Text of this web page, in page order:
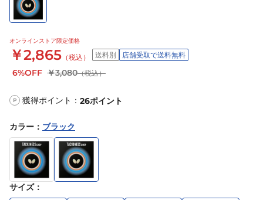
オンラインストア限定価格
￥2,865 （税込） 送料別 店舗受取で送料無料
6%OFF ￥3,080（税込）
P 獲得ポイント： 26ポイント
カラー ： ブラック
サイズ：